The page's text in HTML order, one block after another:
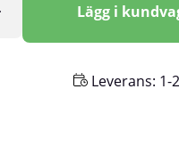
Lägg i
Leverans: 1-